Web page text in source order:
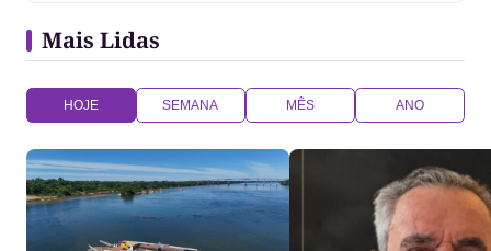
Mais Lidas
HOJE SEMANA MÊS ANO